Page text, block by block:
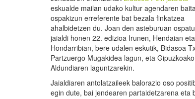
eskualde mailan udako kultur agendaren
ospakizun erreferente bat bezala finkatzea
ahalbidetzen du. Joan den asteburuan
jaialdi honen 22. edizioa Irunen, Hendaian eta
Hondarribian, bere udalen eskutik, Bidasoa-
Partzuergo Mugakidea lagun, eta
Aldundiaren laguntzarekin.
Jaialdiaren antolatzaileek balorazio oso
egin dute, bai jendearen partaidetzarena eta